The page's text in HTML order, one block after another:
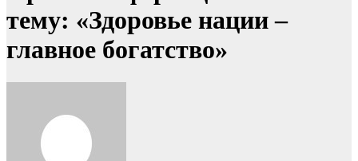
тему: «Здоровье нации –
главное богатство»